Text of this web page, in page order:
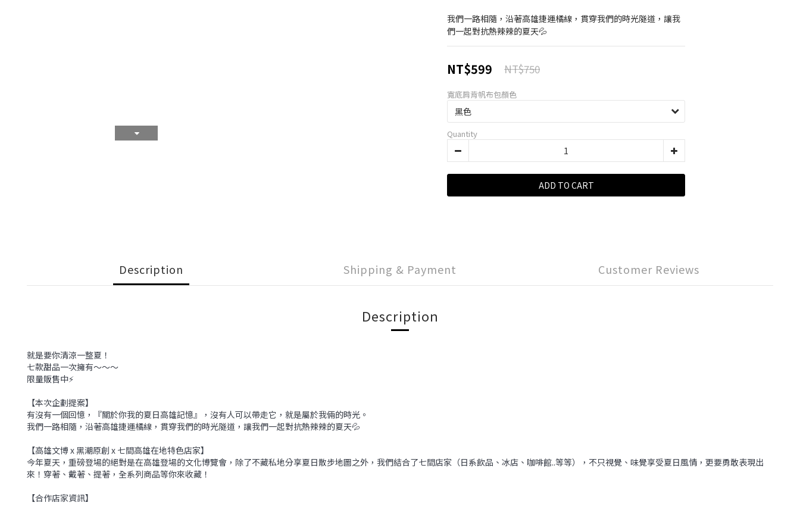
我們一路相隨，沿著高雄捷運橘線，貫穿我們的時光隧道，讓我
們一起對抗熱辣辣的夏天💦
NT$599 NT$750
寬底肩背帆布包顏色
Quantity
ADD TO CART
Description Shipping & Payment Customer Reviews
Description
就是要你清涼一整夏！
七款甜品一次擁有～～～
限量販售中⚡
【本次企劃提案】
有沒有一個回憶，『關於你我的夏日高雄記憶』，沒有人可以帶走它，就是屬於我倆的時光。
我們一路相隨，沿著高雄捷運橘線，貫穿我們的時光隧道，讓我們一起對抗熱辣辣的夏天💦
【高雄文博 x 黑潮原創 x 七間高雄在地特色店家】
今年夏天，重磅登場的絕對是在高雄登場的文化博覽會，除了不藏私地分享夏日散步地圖之外，我們結合了七間店家（日系飲品、冰店、咖啡館..等等），不只視覺、味覺享受夏日風情，更要勇敢表現出
來！穿著、戴著、提著，全系列商品等你來收藏！
【合作店家資訊】